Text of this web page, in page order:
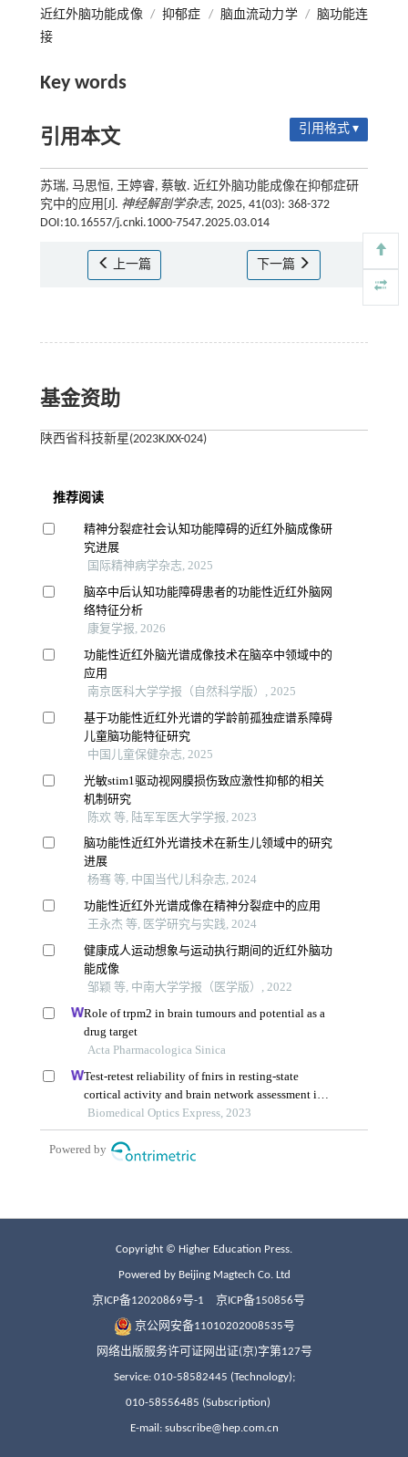
近红外脑功能成像 / 抑郁症 / 脑血流动力学 / 脑功能连
接
Key words
引用本文 引用格式 ▾
苏瑞, 马思恒, 王婷睿, 蔡敏. 近红外脑功能成像在抑郁症研
究中的应用[J]. 神经解剖学杂志, 2025, 41(03): 368-372
DOI:10.16557/j.cnki.1000-7547.2025.03.014
上一篇 下一篇
基金资助
陕西省科技新星(2023KJXX-024)
Copyright © Higher Education Press.
Powered by Beijing Magtech Co. Ltd
京ICP备12020869号-1 京ICP备150856号
京公网安备11010202008535号
网络出版服务许可证网出证(京)字第127号
Service: 010-58582445 (Technology);
010-58556485 (Subscription)
E-mail: subscribe@hep.com.cn